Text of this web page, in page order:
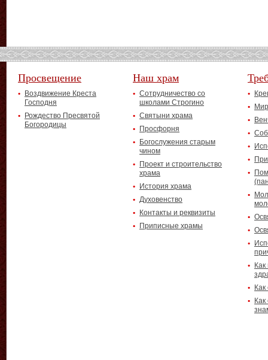
Просвещение
Воздвижение Креста
Господня
Рождество Пресвятой
Богородицы
Наш храм
Сотрудничество со
школами Строгино
Святыни храма
Просфорня
Богослужения старым
чином
Проект и строительство
храма
История храма
Духовенство
Контакты и реквизиты
Приписные храмы
Как